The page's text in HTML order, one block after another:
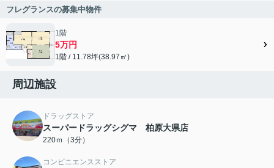
フレグランスの募集中物件
1階
5万円
1階 / 11.78坪(38.97㎡)
周辺施設
ドラッグストア
スーパードラッグシグマ 柏原大県店
220ｍ（3分）
コンビニエンスストア